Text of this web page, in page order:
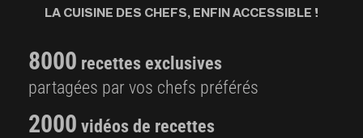
LA CUISINE DES CHEFS, ENFIN ACCESSIBLE !
8000 recettes exclusives
partagées par vos chefs préférés
2000 vidéos de recettes